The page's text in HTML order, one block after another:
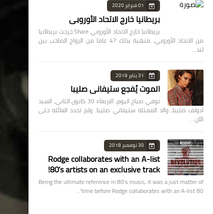
01 فبراير 2020
بريطانيا خارج الاتحاد الأوروبي
بريطانيا خارج الاتحاد الأوروبي Share خرجت بريطانيا
من الاتحاد الأوروبي، منهية بذلك 47 عاما من الزواج الصاخب بين
لند…
31 يناير 2019
الموت يُفجع ستيفاني صليبا
توفي صباح اليوم، الاربعاء 30 كانون الثاني، السيد
ادولف صليبا، والد الممثلة ستيفاني صليبا. ولم تحدد العائلة حتى
الآن…
30 نوفمبر 2018
Rodge collaborates with an A-list
80’s artists on an exclusive track!
Being the ultimate reference in 80’s music, it was a just matter of
time before Rodge collaborates with an A-list 80’…